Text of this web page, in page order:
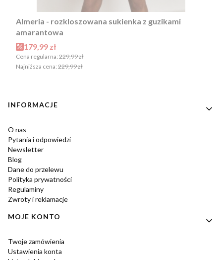
Almeria - rozkloszowana sukienka z guzikami
amarantowa
Cena promocyjna
179,99 zł
Cena regularna: 229,99 zł
Najniższa cena: 229,99 zł
Linki w stopce
INFORMACJE
O nas
Pytania i odpowiedzi
Newsletter
Blog
Dane do przelewu
Polityka prywatności
Regulaminy
Zwroty i reklamacje
MOJE KONTO
Twoje zamówienia
Ustawienia konta